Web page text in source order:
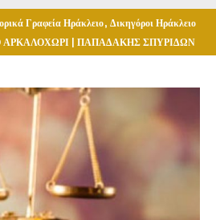
Γραφεία Ηράκλειο, Δικηγόροι Ηράκλειο
ΑΡΚΑΛΟΧΩΡΙ | ΠΑΠΑΔΑΚΗΣ ΣΠΥΡΙΔΩΝ